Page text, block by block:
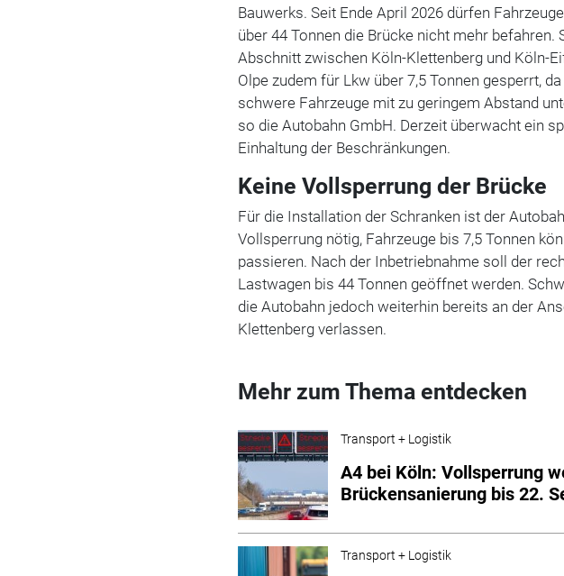
Bauwerks. Seit Ende April 2026 dürfen
über 44 Tonnen die Brücke nicht mehr befahren.
Abschnitt zwischen Köln-Klettenberg und Köln-
Olpe zudem für Lkw über 7,5 Tonnen gesperrt,
schwere Fahrzeuge mit zu geringem Abstand
so die Autobahn GmbH. Derzeit überwacht ein
Einhaltung der Beschränkungen.
Keine Vollsperrung der Brücke
Für die Installation der Schranken ist der
Vollsperrung nötig, Fahrzeuge bis 7,5 Tonnen
passieren. Nach der Inbetriebnahme soll der
Lastwagen bis 44 Tonnen geöffnet werden.
die Autobahn jedoch weiterhin bereits an der
Klettenberg verlassen.
Mehr zum Thema entdecken
Transport + Logistik
A4 bei Köln: Vollsperrung
Brückensanierung bis 22.
Transport + Logistik